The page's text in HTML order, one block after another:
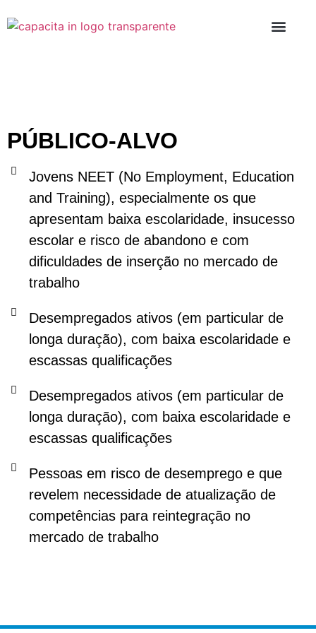
PÚBLICO-ALVO
Jovens NEET (No Employment, Education
and Training), especialmente os que
apresentam baixa escolaridade, insucesso
escolar e risco de abandono e com
dificuldades de inserção no mercado de
trabalho
Desempregados ativos (em particular de
longa duração), com baixa escolaridade e
escassas qualificações
Desempregados ativos (em particular de
longa duração), com baixa escolaridade e
escassas qualificações
Pessoas em risco de desemprego e que
revelem necessidade de atualização de
competências para reintegração no
mercado de trabalho